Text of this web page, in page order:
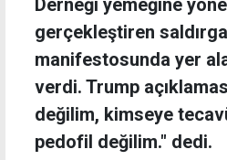
Derneği yemeğine
gerçekleştiren
manifestosunda yer
verdi. Trump
değilim, kimseye
pedofil değilim." dedi.